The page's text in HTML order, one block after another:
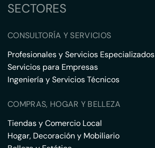
SECTORES
CONSULTORÍA Y SERVICIOS
Profesionales y Servicios Especializados
Servicios para Empresas
Ingeniería y Servicios Técnicos
COMPRAS, HOGAR Y BELLEZA
Tiendas y Comercio Local
Hogar, Decoración y Mobiliario